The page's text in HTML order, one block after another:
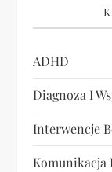
i
s
u
ADHD
Diagnoza I
Interwencje
Komunikacja